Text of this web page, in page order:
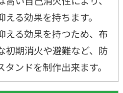
る効果を持ちます。
える効果を持つため、布
初期消火や避難など、防
ンドを制作出来ます。